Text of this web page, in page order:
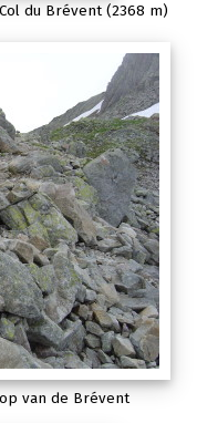
du Brévent (2368 m)
van de Brévent